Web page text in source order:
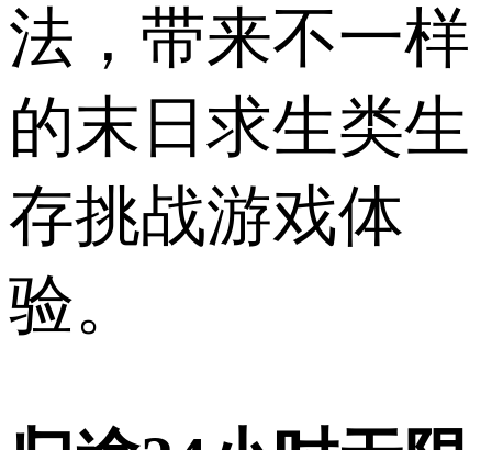
法，带来不一样
的末日求生类生
存挑战游戏体
验。